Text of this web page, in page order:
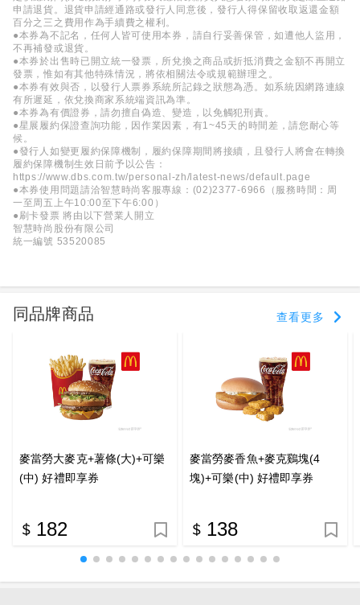
申請退貨。退貨申請經通路或發行人同意後，發行人得保留收取返還金額
百分之三之費用作為手續費之權利。
●本券為不記名，任何人皆可使用本券，請自行妥善保管，如遭他人盜用，
不再補發或退貨。
●本券於出售時已開立統一發票，所兌換之商品或折抵消費之金額不再開立
發票，惟如有其他特殊情況，將依相關法令或規範辦理之。
●本券有效與否，以發行人票券系統所記錄之狀態為憑。如系統因網路連線
有所遲延，依兌換商家系統端資訊為準。
●本券為有價證券，請勿擅自偽造、變造，以免觸犯刑責。
●星展履約保證查詢功能，因作業因素，有1~45天的時間差，請您耐心等
候。
●發行人如變更履約保障機制，履約保障期間將接續，且發行人將會在轉換
履約保障機制生效日前予以公告：
https://www.dbs.com.tw/personal-zh/latest-news/default.page
●本券使用問題請洽智慧時尚客服專線：(02)2377-6966（服務時間：周
一至周五上午10:00至下午6:00）
●刷卡發票 將由以下營業人開立
智慧時尚股份有限公司
統一編號 53520085
同品牌商品 查看更多
麥當勞大麥克+薯條(大)+可樂
(中) 好禮即享券
182
麥當勞麥香魚+麥克鷄塊(4
塊)+可樂(中) 好禮即享券
138